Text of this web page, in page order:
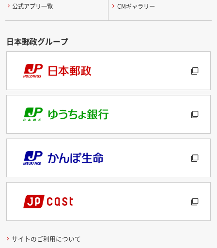
公式アプリ一覧 CMギャラリー
サイトのご利用について